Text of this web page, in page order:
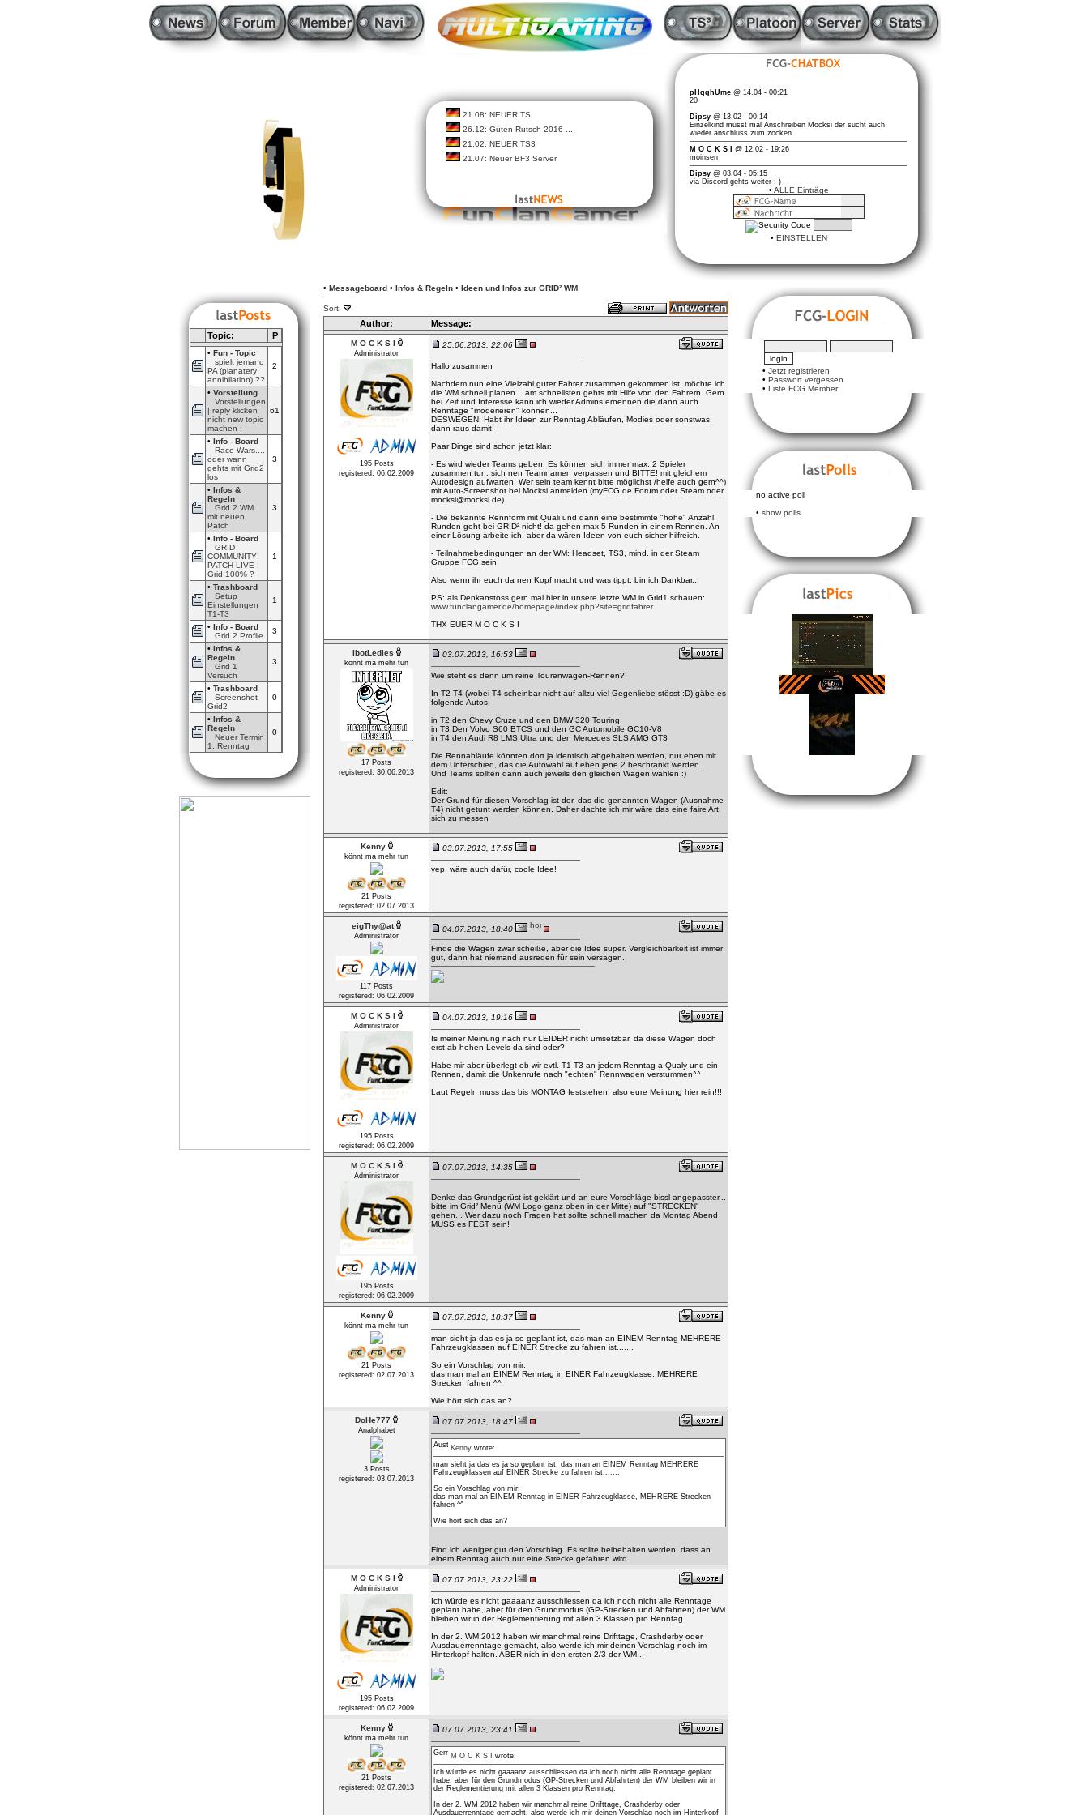
21.08: NEUER TS
26.12: Guten Rutsch 2016 ...
21.02: NEUER TS3
21.07: Neuer BF3 Server
• ALLE Einträge
• EINSTELLEN
Topic: P
• Fun - Topic
spielt jemand
PA (planatery
annihilation) ??
2
• Vorstellung
Vorstellungen
| reply klicken
nicht new topic
machen !
61
• Info - Board
Race Wars....
oder wann
gehts mit Grid2
los
3
• Infos &
Regeln
Grid 2 WM
mit neuen
Patch
3
• Info - Board
GRID
COMMUNITY
PATCH LIVE !
Grid 100% ?
1
• Trashboard
Setup
Einstellungen
T1-T3
1
• Info - Board
Grid 2 Profile
3
• Infos &
Regeln
Grid 1
Versuch
3
• Trashboard
Screenshot
Grid2
0
• Infos &
Regeln
Neuer Termin
1. Renntag
0
• Messageboard • Infos & Regeln • Ideen und Infos zur GRID² WM
Sort:
Author: Message:
M O C K S I
Administrator
195 Posts
registered: 06.02.2009
25.06.2013, 22:06
Hallo zusammen
Nachdem nun eine Vielzahl guter Fahrer zusammen gekommen ist, möchte ich
die WM schnell planen... am schnellsten gehts mit Hilfe von den Fahrern. Gern
bei Zeit und Interesse kann ich wieder Admins ernennen die dann auch
Renntage "moderieren" können...
DESWEGEN: Habt ihr Ideen zur Renntag Abläufen, Modies oder sonstwas,
dann raus damit!
Paar Dinge sind schon jetzt klar:
- Es wird wieder Teams geben. Es können sich immer max. 2 Spieler
zusammen tun, sich nen Teamnamen verpassen und BITTE! mit gleichem
Autodesign aufwarten. Wer sein team kennt bitte möglichst /helfe auch gern^^)
mit Auto-Screenshot bei Mocksi anmelden (myFCG.de Forum oder Steam oder
mocksi@mocksi.de)
- Die bekannte Rennform mit Quali und dann eine bestimmte "hohe" Anzahl
Runden geht bei GRID² nicht! da gehen max 5 Runden in einem Rennen. An
einer Lösung arbeite ich, aber da wären Ideen von euch sicher hilfreich.
- Teilnahmebedingungen an der WM: Headset, TS3, mind. in der Steam
Gruppe FCG sein
Also wenn ihr euch da nen Kopf macht und was tippt, bin ich Dankbar...
PS: als Denkanstoss gern mal hier in unsere letzte WM in Grid1 schauen:
www.funclangamer.de/homepage/index.php?site=gridfahrer
THX EUER M O C K S I
IbotLedies
könnt ma mehr tun
17 Posts
registered: 30.06.2013
03.07.2013, 16:53
Wie steht es denn um reine Tourenwagen-Rennen?
In T2-T4 (wobei T4 scheinbar nicht auf allzu viel Gegenliebe stösst :D) gäbe es
folgende Autos:
in T2 den Chevy Cruze und den BMW 320 Touring
in T3 Den Volvo S60 BTCS und den GC Automobile GC10-V8
in T4 den Audi R8 LMS Ultra und den Mercedes SLS AMG GT3
Die Rennabläufe könnten dort ja identisch abgehalten werden, nur eben mit
dem Unterschied, das die Autowahl auf eben jene 2 beschränkt werden.
Und Teams sollten dann auch jeweils den gleichen Wagen wählen :)
Edit:
Der Grund für diesen Vorschlag ist der, das die genannten Wagen (Ausnahme
T4) nicht getunt werden können. Daher dachte ich mir wäre das eine faire Art,
sich zu messen
Kenny
könnt ma mehr tun
21 Posts
registered: 02.07.2013
03.07.2013, 17:55
yep, wäre auch dafür, coole Idee!
eigThy@at
Administrator
117 Posts
registered: 06.02.2009
04.07.2013, 18:40
Finde die Wagen zwar scheiße, aber die Idee super. Vergleichbarkeit ist immer
gut, dann hat niemand ausreden für sein versagen.
M O C K S I
Administrator
195 Posts
registered: 06.02.2009
04.07.2013, 19:16
Is meiner Meinung nach nur LEIDER nicht umsetzbar, da diese Wagen doch
erst ab hohen Levels da sind oder?
Habe mir aber überlegt ob wir evtl. T1-T3 an jedem Renntag a Qualy und ein
Rennen, damit die Unkenrufe nach "echten" Rennwagen verstummen^^
Laut Regeln muss das bis MONTAG feststehen! also eure Meinung hier rein!!!
M O C K S I
Administrator
195 Posts
registered: 06.02.2009
07.07.2013, 14:35
Denke das Grundgerüst ist geklärt und an eure Vorschläge bissl angepasster...
bitte im Grid² Menü (WM Logo ganz oben in der Mitte) auf "STRECKEN"
gehen... Wer dazu noch Fragen hat sollte schnell machen da Montag Abend
MUSS es FEST sein!
Kenny
könnt ma mehr tun
21 Posts
registered: 02.07.2013
07.07.2013, 18:37
man sieht ja das es ja so geplant ist, das man an EINEM Renntag MEHRERE
Fahrzeugklassen auf EINER Strecke zu fahren ist.......
So ein Vorschlag von mir:
das man mal an EINEM Renntag in EINER Fahrzeugklasse, MEHRERE
Strecken fahren ^^
Wie hört sich das an?
DoHe777
Analphabet
3 Posts
registered: 03.07.2013
07.07.2013, 18:47
Kenny wrote:
man sieht ja das es ja so geplant ist, das man an EINEM Renntag MEHRERE
Fahrzeugklassen auf EINER Strecke zu fahren ist.......
So ein Vorschlag von mir:
das man mal an EINEM Renntag in EINER Fahrzeugklasse, MEHRERE Strecken
fahren ^^
Wie hört sich das an?
Find ich weniger gut den Vorschlag. Es sollte beibehalten werden, dass an
einem Renntag auch nur eine Strecke gefahren wird.
M O C K S I
Administrator
195 Posts
registered: 06.02.2009
07.07.2013, 23:22
Ich würde es nicht gaaaanz ausschliessen da ich noch nicht alle Renntage
geplant habe, aber für den Grundmodus (GP-Strecken und Abfahrten) der WM
bleiben wir in der Reglementierung mit allen 3 Klassen pro Renntag.
In der 2. WM 2012 haben wir manchmal reine Drifttage, Crashderby oder
Ausdauerrenntage gemacht, also werde ich mir deinen Vorschlag noch im
Hinterkopf halten. ABER nich in den ersten 2/3 der WM...
Kenny
könnt ma mehr tun
21 Posts
registered: 02.07.2013
07.07.2013, 23:41
M O C K S I
wrote:
Ich würde es nicht gaaaanz ausschliessen da ich noch nicht alle Renntage geplant
habe, aber für den Grundmodus (GP-Strecken und Abfahrten) der WM bleiben wir in
der Reglementierung mit allen 3 Klassen pro Renntag.
In der 2. WM 2012 haben wir manchmal reine Drifttage, Crashderby oder
Ausdauerrenntage gemacht, also werde ich mir deinen Vorschlag noch im Hinterkopf
• Jetzt registrieren
• Passwort vergessen
• Liste FCG Member
no active poll
• show polls